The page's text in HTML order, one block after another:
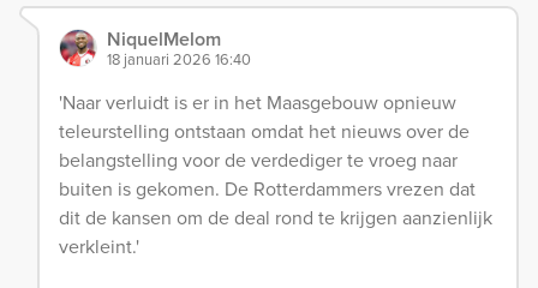
NiquelMelom
18 januari 2026 16:40
'Naar verluidt is er in het Maasgebouw opnieuw
teleurstelling ontstaan omdat het nieuws over de
belangstelling voor de verdediger te vroeg naar
buiten is gekomen. De Rotterdammers vrezen dat
dit de kansen om de deal rond te krijgen aanzienlijk
verkleint.'